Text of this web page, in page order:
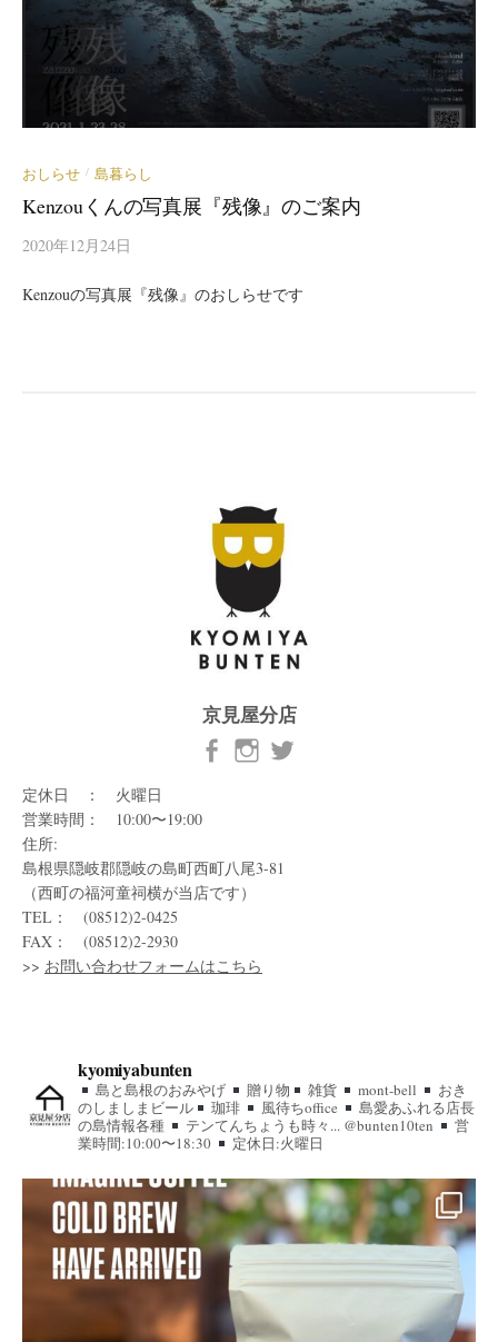
おしらせ / 島暮らし
Kenzouくんの写真展『残像』のご案内
2020年12月24日
Kenzouの写真展『残像』のおしらせです
京見屋分店
定休日 ： 火曜日
営業時間： 10:00〜19:00
住所:
島根県隠岐郡隠岐の島町西町八尾3-81
（西町の福河童祠横が当店です）
TEL： (08512)2-0425
FAX： (08512)2-2930
>> お問い合わせフォームはこちら
kyomiyabunten
島と島根のおみやげ 贈り物 雑貨 mont-bell
おき
のしましまビール
珈琲 風待ちoffice
島愛あふれる店長
の島情報各種
テンてんちょうも時々... @bunten10ten
営
業時間:10:00〜18:30
定休日:火曜日